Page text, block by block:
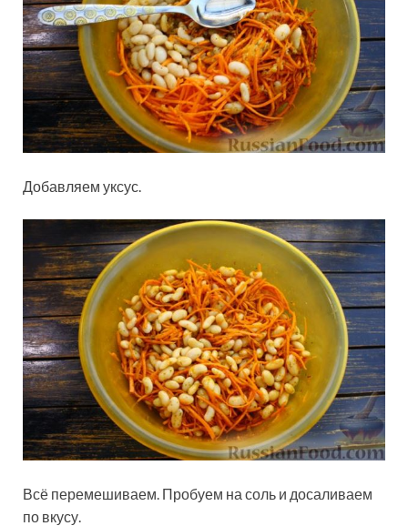
Добавляем уксус.
Всё перемешиваем. Пробуем на соль и досаливаем
по вкусу.